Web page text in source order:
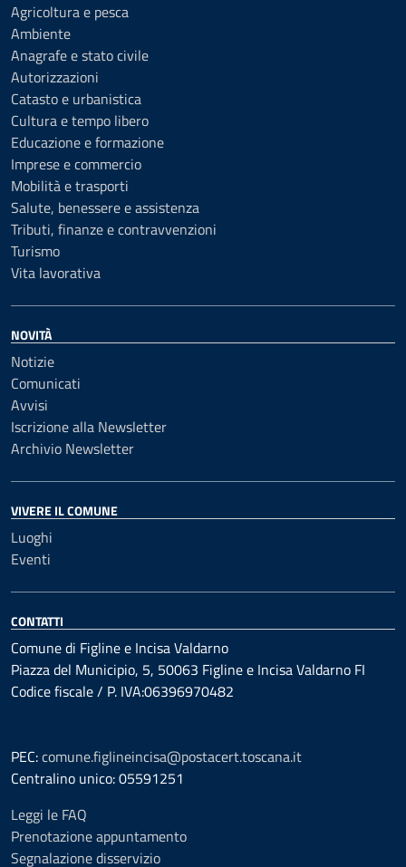
Agricoltura e pesca
Ambiente
Anagrafe e stato civile
Autorizzazioni
Catasto e urbanistica
Cultura e tempo libero
Educazione e formazione
Imprese e commercio
Mobilità e trasporti
Salute, benessere e assistenza
Tributi, finanze e contravvenzioni
Turismo
Vita lavorativa
NOVITÀ
Notizie
Comunicati
Avvisi
Iscrizione alla Newsletter
Archivio Newsletter
VIVERE IL COMUNE
Luoghi
Eventi
CONTATTI
Comune di Figline e Incisa Valdarno
Piazza del Municipio, 5, 50063 Figline e Incisa Valdarno FI
Codice fiscale / P. IVA:06396970482
PEC:comune.figlineincisa@postacert.toscana.it
Centralino unico: 05591251
Leggi le FAQ
Prenotazione appuntamento
Segnalazione disservizio